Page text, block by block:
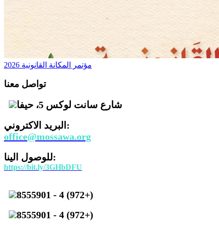
مؤتمر المكانة القانونية 2026
تواصل معنا
شارع سانت لوكس 5، حيفا
البريد الاكتروني:
office@mossawa.org
للوصول الينا:
https://bit.ly/3GHbDFU
8555901 - 4 (972+)
8555901 - 4 (972+)